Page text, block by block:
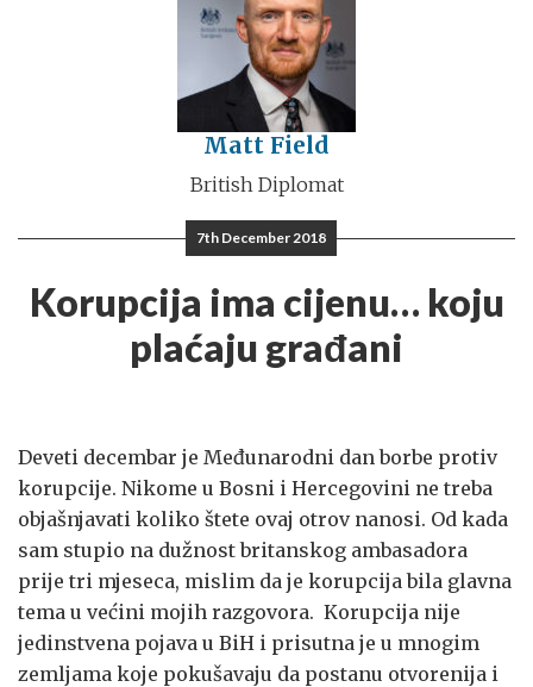
Matt Field
British Diplomat
7th December 2018
Korupcija ima cijenu… koju
plaćaju građani
Deveti decembar je Međunarodni dan borbe protiv
korupcije. Nikome u Bosni i Hercegovini ne treba
objašnjavati koliko štete ovaj otrov nanosi. Od kada
sam stupio na dužnost britanskog ambasadora
prije tri mjeseca, mislim da je korupcija bila glavna
tema u većini mojih razgovora. Korupcija nije
jedinstvena pojava u BiH i prisutna je u mnogim
zemljama koje pokušavaju da postanu otvorenija i